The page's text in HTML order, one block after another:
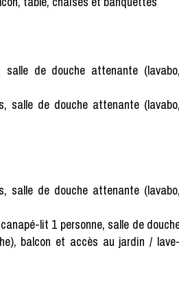
de douche attenante
salle de douche attenante
salle de douche attenante
lit 1 personne, salle de
balcon et accès au jardin /